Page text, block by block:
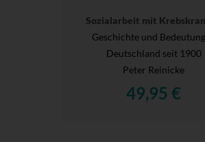
Sozialarbeit mit
Geschichte und
Deutschland seit 1900
Peter Reinicke
49,95 €